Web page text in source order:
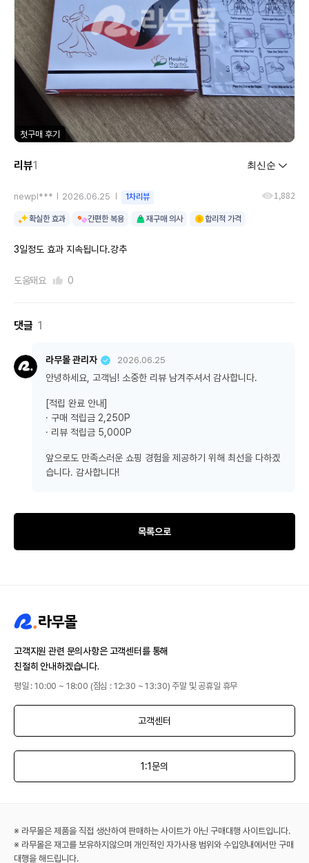
첫구매 후기
리뷰1
newpl*** 2026.06.25 1차리뷰 1,882
확실한 효과 간편한 복용 재구매 의사 합리적 가격
3일정도 효과 지속됩니다.강추
도움돼요 0
댓글 1
라무몰 관리자 2026.06.25
안녕하세요, 고객님! 소중한 리뷰 남겨주셔서 감사합니다.
[적립 완료 안내]
· 구매 적립금 2,250P
· 리뷰 적립금 5,000P
앞으로도 만족스러운 쇼핑 경험을 제공하기 위해 최선을 다하겠
습니다. 감사합니다!
목록으로
고객지원 관련 문의사항은 고객센터를 통해
친절히 안내하겠습니다.
평일 : 10:00 ~ 18:00 (점심 : 12:30 ~ 13:30) 주말 및 공휴일 휴무
고객센터
1:1문의
※ 라무몰은 제품을 직접 생산하여 판매하는 사이트가 아닌 구매대행 사이트입니다.
※ 라무몰은 재고를 보유하지않으며 개인적인 자가사용 범위와 수입양내에서만 구매
대행을 해드립니다.